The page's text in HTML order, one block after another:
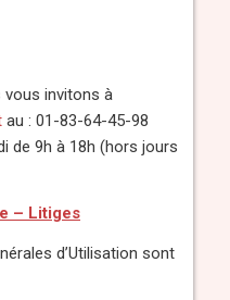
vous invitons à
au : 01-83-64-45-98
de 9h à 18h (hors jours
– Litiges
d’Utilisation sont